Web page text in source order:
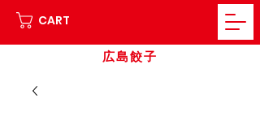
CART
広島餃子